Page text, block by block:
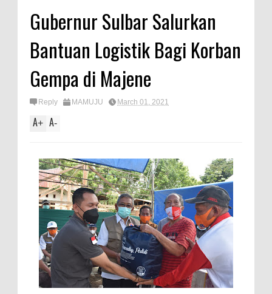
Gubernur Sulbar Salurkan
Bantuan Logistik Bagi Korban
Gempa di Majene
Reply MAMUJU March 01, 2021
A+ A-